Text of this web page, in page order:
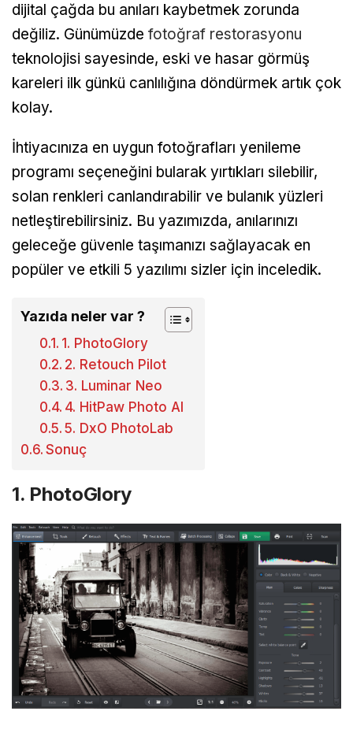
dijital çağda bu anıları kaybetmek zorunda
değiliz. Günümüzde fotoğraf restorasyonu
teknolojisi sayesinde, eski ve hasar görmüş
kareleri ilk günkü canlılığına döndürmek artık çok
kolay.
İhtiyacınıza en uygun fotoğrafları yenileme
programı seçeneğini bularak yırtıkları silebilir,
solan renkleri canlandırabilir ve bulanık yüzleri
netleştirebilirsiniz. Bu yazımızda, anılarınızı
geleceğe güvenle taşımanızı sağlayacak en
popüler ve etkili 5 yazılımı sizler için inceledik.
Yazıda neler var ?
1. PhotoGlory
2. Retouch Pilot
3. Luminar Neo
4. HitPaw Photo AI
5. DxO PhotoLab
Sonuç
1. PhotoGlory